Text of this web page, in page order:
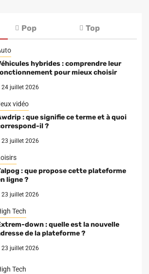
Pop Top
hybrides : comprendre leur
pour mieux choisir
24 juillet 2026
vidéo
: que signifie ce terme et à quoi
il ?
23 juillet 2026
: que propose cette plateforme
ligne ?
23 juillet 2026
Tech
down : quelle est la nouvelle
de la plateforme ?
23 juillet 2026
Tech